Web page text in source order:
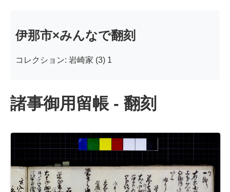
伊那市×みんなで翻刻
コレクション: 岩崎家 (3) 1
諸事御用留帳 - 翻刻